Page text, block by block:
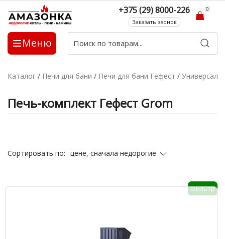
Меню
+375 (29) 8000-226
Заказать звонок
0
Каталог / Печи для бани / Печи для бани Гефест /
Печь-комплект Гефест Grom
Сортировать по: цене, сначала недорогие
Фильтр